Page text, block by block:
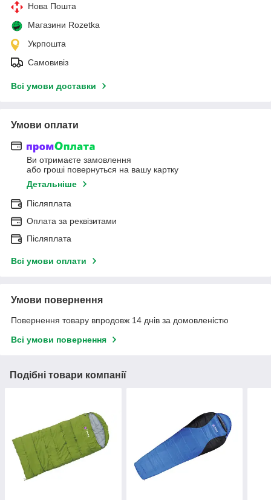
Нова Пошта
Магазини Rozetka
Укрпошта
Самовивіз
Всі умови доставки
Умови оплати
Ви отримаєте замовлення
або гроші повернуться на вашу картку
Детальніше
Післяплата
Оплата за реквізитами
Післяплата
Всі умови оплати
Умови повернення
Повернення товару впродовж 14 днів за домовленістю
Всі умови повернення
Подібні товари компанії